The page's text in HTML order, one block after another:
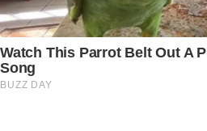
Watch This Parrot Belt Out A
Song
BUZZ DAY